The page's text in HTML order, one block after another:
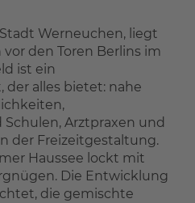
Werneuchen, liegt
den Toren Berlins im
ist ein
alles bietet: nahe
Arztpraxen und
der Freizeitgestaltung.
Haussee lockt mit
Die Entwicklung
die gemischte